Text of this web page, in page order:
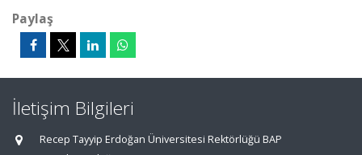
Paylaş
İletişim Bilgileri
Recep Tayyip Erdoğan Üniversitesi Rektörlüğü BAP